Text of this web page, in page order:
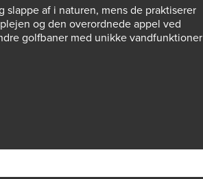
af i naturen, mens de praktiserer
og den overordnede appel ved
golfbaner med unikke vandfunktioner